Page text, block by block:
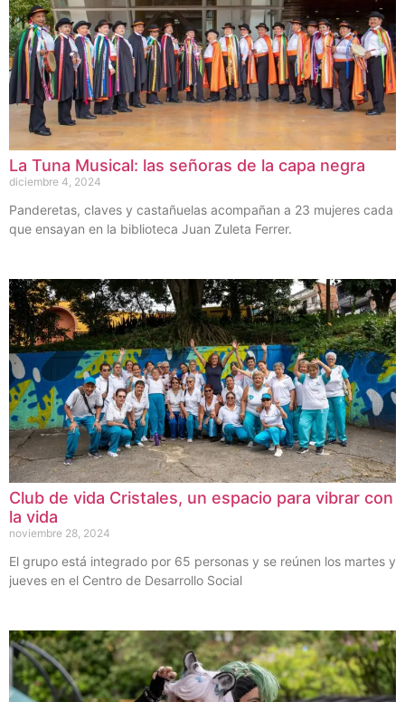
La Tuna Musical: las señoras de la capa negra
diciembre 4, 2024
Panderetas, claves y castañuelas acompañan a 23 mujeres cada
que ensayan en la biblioteca Juan Zuleta Ferrer.
Club de vida Cristales, un espacio para vibrar con
la vida
noviembre 28, 2024
El grupo está integrado por 65 personas y se reúnen los martes y
jueves en el Centro de Desarrollo Social